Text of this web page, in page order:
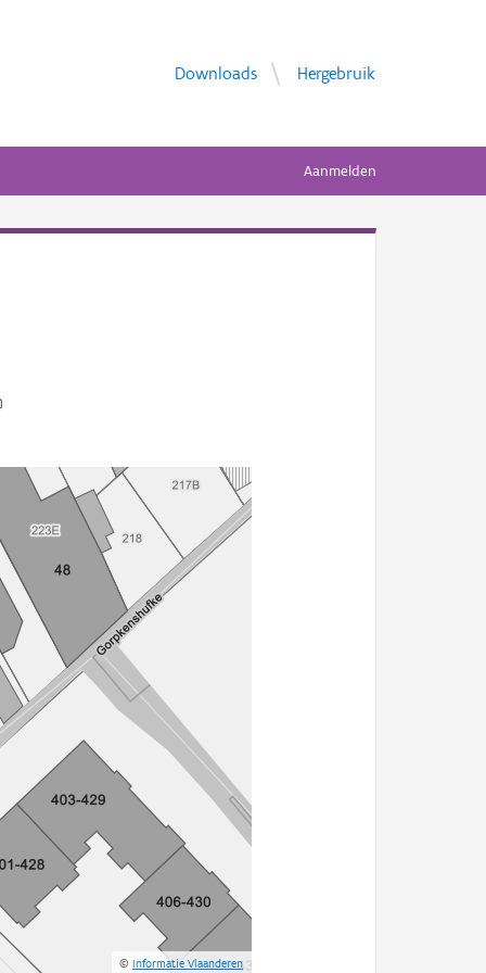
Downloads Hergebruik
Aanmelden
©Informatie Vlaanderen